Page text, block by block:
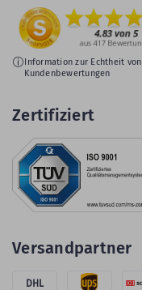
Information zur Echtheit von
Kundenbewertungen
Zertifiziert
Versandpartner
DHL